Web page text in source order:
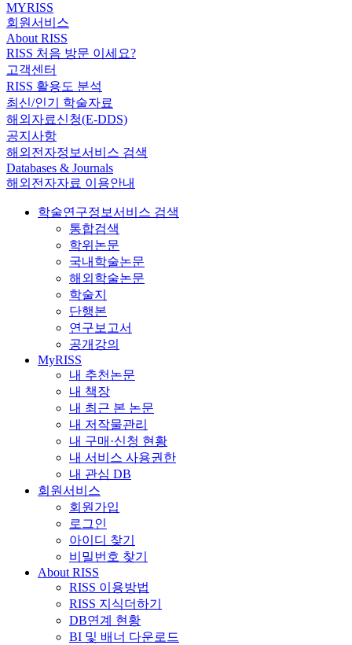
MYRISS
회원서비스
About RISS
RISS 처음 방문 이세요?
고객센터
RISS 활용도 분석
최신/인기 학술자료
해외자료신청(E-DDS)
공지사항
해외전자정보서비스 검색
Databases & Journals
해외전자자료 이용안내
학술연구정보서비스 검색
통합검색
학위논문
국내학술논문
해외학술논문
학술지
단행본
연구보고서
공개강의
MyRISS
내 추천논문
내 책장
내 최근 본 논문
내 저작물관리
내 구매·신청 현황
내 서비스 사용권한
내 관심 DB
회원서비스
회원가입
로그인
아이디 찾기
비밀번호 찾기
About RISS
RISS 이용방법
RISS 지식더하기
DB연계 현황
BI 및 배너 다운로드